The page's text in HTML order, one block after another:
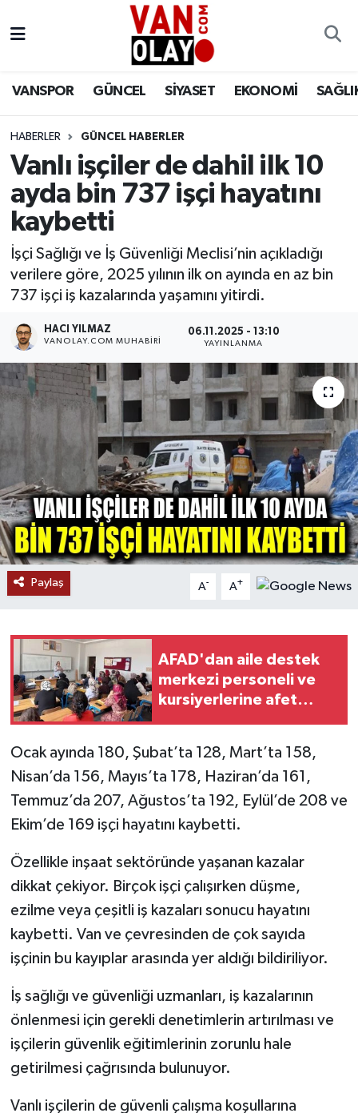
VANSPOR GÜNCEL SİYASET EKONOMİ
HABERLER GÜNCEL HABERLER
Vanlı işçiler de dahil ilk 10
ayda bin 737 işçi hayatını
kaybetti
İşçi Sağlığı ve İş Güvenliği Meclisi’nin açıkladığı
verilere göre, 2025 yılının ilk on ayında en az bin
737 işçi iş kazalarında yaşamını yitirdi.
HACI YILMAZ
VANOLAY.COM MUHABIRI
06.11.2025 - 13:10
YAYINLANMA
Paylaş A- A+
AFAD'dan aile destek
merkezi personeli ve
kursiyerlerine afet
Ocak ayında 180, Şubat’ta 128, Mart’ta 158,
Nisan’da 156, Mayıs’ta 178, Haziran’da 161,
Temmuz’da 207, Ağustos’ta 192, Eylül’de 208 ve
Ekim’de 169 işçi hayatını kaybetti.
Özellikle inşaat sektöründe yaşanan kazalar
dikkat çekiyor. Birçok işçi çalışırken düşme,
ezilme veya çeşitli iş kazaları sonucu hayatını
kaybetti. Van ve çevresinden de çok sayıda
işçinin bu kayıplar arasında yer aldığı bildiriliyor.
İş sağlığı ve güvenliği uzmanları, iş kazalarının
önlenmesi için gerekli denetimlerin artırılması ve
işçilerin güvenlik eğitimlerinin zorunlu hale
getirilmesi çağrısında bulunuyor.
Vanlı işçilerin de güvenli çalışma koşullarına
Siyaset
Ekonomi
Sağlık
Eğitim
Bilim & Teknoloji
Dünya
RESMİ İLANLAR
Van Nöbetçi Eczaneler
Van Namaz Vakitleri
Van Trafik Yoğunluk Haritası
Süper Lig Puan Durumu ve Fikstür
Tüm Manşetler
Son Dakika Haberleri
Haber Arşivi